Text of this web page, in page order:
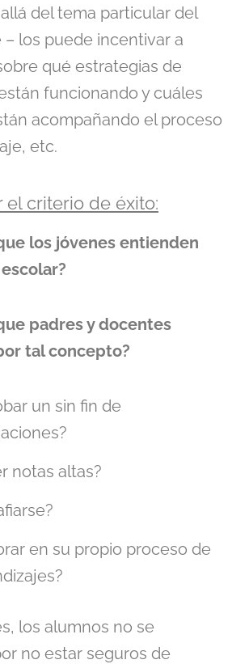
del tema particular del
los puede incentivar a
qué estrategias de
funcionando y cuáles
acompañando el proceso
etc.
el criterio de éxito:
los jóvenes entienden
padres y docentes
tal concepto?
un sin fin de
notas altas?
en su propio proceso de
los alumnos no se
no estar seguros de